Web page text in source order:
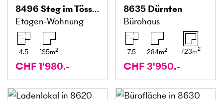
8496 Steg im Tösstal
Etagen-Wohnung
4.5 135m2
CHF 1'980.-
8635 Dürnten
Bürohaus
7.5 284m2 723m2
CHF 3'950.-